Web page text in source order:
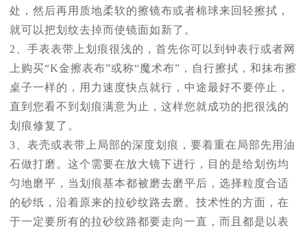
处，然后再用质地柔软的擦镜布或者棉球来回轻擦拭，
就可以把划纹去掉而使镜面如新了。
2、手表表带上划痕很浅的，首先你可以到钟表行或者网
上购买“K金擦表布”或称“魔术布”，自行擦拭，和抹布擦
桌子一样的，用力速度快点就行，中途最好不要停止，
直到您看不到划痕满意为止，这样您就成功的把很浅的
划痕修复了。
3、表壳或表带上局部的深度划痕，要着重在局部先用油
石做打磨。这个需要在放大镜下进行，目的是给划伤均
匀地磨平，当划痕基本都被磨去磨平后，选择粒度合适
的砂纸，沿着原来的拉砂纹路去磨。技术性的方面，在
于一定要所有的拉砂纹路都要走向一直，而且都是以表